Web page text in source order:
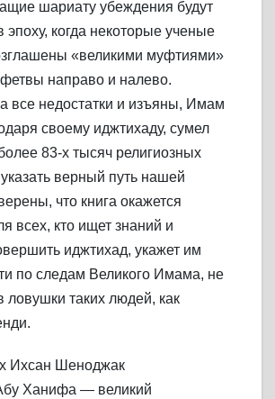
шариату убеждения будут
эпоху, когда некоторые ученые
«великими муфтиями»
направо и налево.
все недостатки и изъяны, Имам
своему иджтихаду, сумел
83-х тысяч религиозных
верный путь нашей
что книга окажется
всех, кто ищет знаний и
иджтихад, укажет им
по следам Великого Имама, не
ловушки таких людей, как
Ихсан Шеноджак
Ханифа — великий